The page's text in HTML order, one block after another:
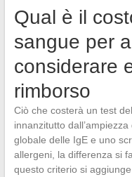
Qual è il
sangue per
considerare
rimborso
Ciò che costerà un test
innanzitutto
globale delle IgE e uno
allergeni, la differenza si
questo criterio si